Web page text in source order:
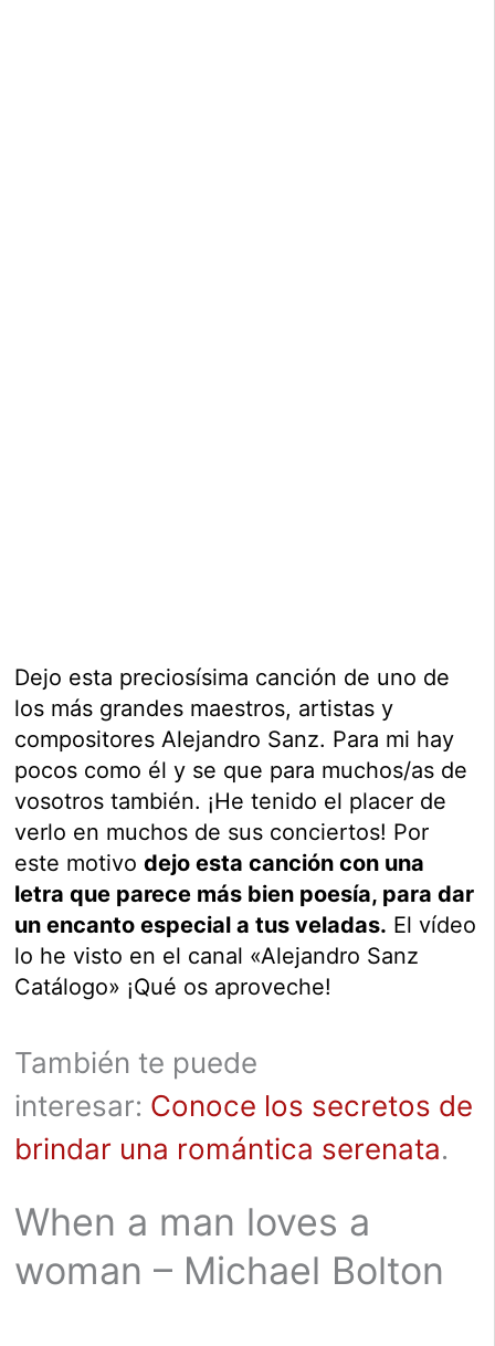
Dejo esta preciosísima canción de uno de
los más grandes maestros, artistas y
compositores Alejandro Sanz. Para mi hay
pocos como él y se que para muchos/as de
vosotros también. ¡He tenido el placer de
verlo en muchos de sus conciertos! Por
este motivodejo esta canción con una
letra que parece más bien poesía, para dar
un encanto especial a tus veladas. El vídeo
lo he visto en el canal «Alejandro Sanz
Catálogo» ¡Qué os aproveche!
También te puede
interesar: Conoce los secretos de
brindar una romántica serenata.
When a man loves a
woman – Michael Bolton